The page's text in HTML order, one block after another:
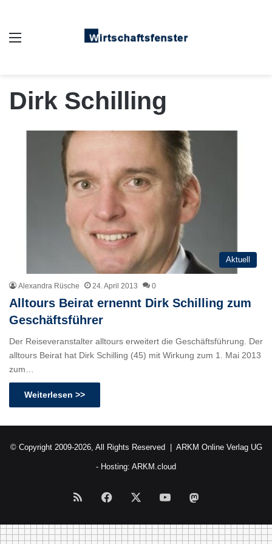
Dirk Schilling
Aktuell
Alexandra Rüsche 24. April 2013 0
Alltours Beirat ernennt Dirk Schilling zum
Geschäftsführer
Der Reiseveranstalter alltours erweitert die Geschäftsführung. Der
alltours Beirat hat Dirk Schilling (45) mit Wirkung zum 1. Mai 2013
zum…
Weiterlesen >>
© Copyright 2009-2026, All Rights Reserved | ARKM Online Verlag UG
- Hosting: ARKM.cloud
RSS Facebook YouTube